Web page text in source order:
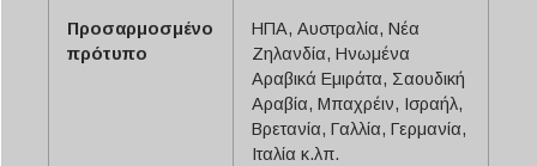
Προσαρμοσμένο
πρότυπο
ΗΠΑ, Αυστραλία, Νέα
Ζηλανδία, Ηνωμένα
Αραβικά Εμιράτα, Σαουδική
Αραβία, Μπαχρέιν, Ισραήλ,
Βρετανία, Γαλλία, Γερμανία,
Ιταλία κ.λπ.